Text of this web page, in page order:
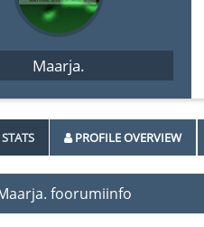
Maarja.
PROFILE OVERVIEW
foorumiinfo